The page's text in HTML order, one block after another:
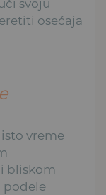
svoju
osećaja
vreme
bliskom
podele